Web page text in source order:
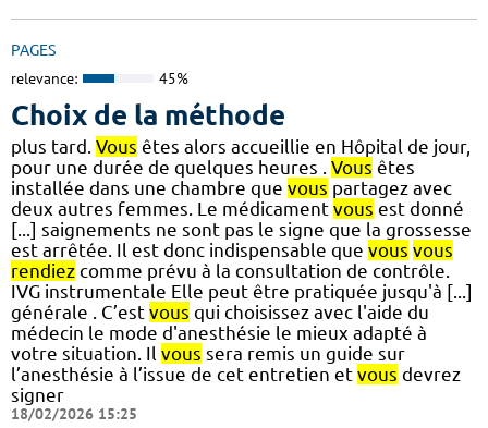
PAGES
relevance: 45%
Choix de la méthode
plus tard. Vous êtes alors accueillie en Hôpital de jour,
pour une durée de quelques heures . Vous êtes
installée dans une chambre que vous partagez avec
deux autres femmes. Le médicament vous est donné
[...] saignements ne sont pas le signe que la grossesse
est arrêtée. Il est donc indispensable que vous vous
rendiez comme prévu à la consultation de contrôle.
IVG instrumentale Elle peut être pratiquée jusqu'à [...]
générale . C’est vous qui choisissez avec l'aide du
médecin le mode d'anesthésie le mieux adapté à
votre situation. Il vous sera remis un guide sur
l’anesthésie à l’issue de cet entretien et vous devrez
signer
18/02/2026 15:25